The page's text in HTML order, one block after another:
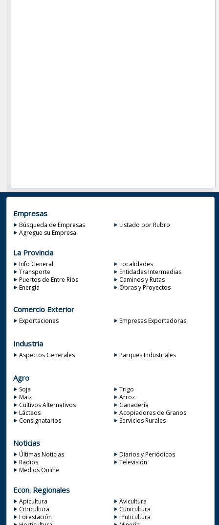
Empresas
Búsqueda de Empresas
Listado por Rubro
Agregue su Empresa
La Provincia
Info General
Localidades
Transporte
Entidades Intermedias
Puertos de Entre Ríos
Caminos y Rutas
Energía
Obras y Proyectos
Comercio Exterior
Exportaciones Empresas Exportadoras
Industria
Aspectos Generales Parques Industriales
Agro
Soja
Trigo
Maiz
Arroz
Cultivos Alternativos
Ganadería
Lácteos
Acopiadores de Granos
Consignatarios
Servicios Rurales
Noticias
Últimas Noticias
Diarios y Periódicos
Radios
Televisión
Medios Online
Econ. Regionales
Apicultura
Avicultura
Citricultura
Cunicultura
Forestación
Fruticultura